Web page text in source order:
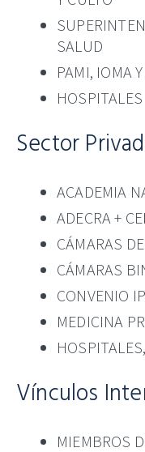
SALUD
PAMI, IOMA
HOSPITALES
Sector
ACADEMIA
ADECRA +
CÁMARAS
CÁMARAS
CONVENIO
MEDICINA
Vínculos
MIEMBROS